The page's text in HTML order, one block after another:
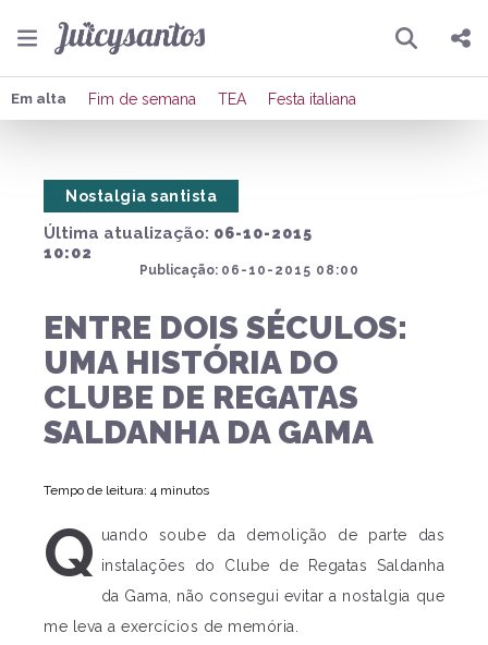
Pesquisar
Compartilhar
Em alta Fim de semana TEA Festa italiana
Última atualização: 06-10-2015
10:02
Publicação: 06-10-2015 08:00
Nostalgia santista
ENTRE DOIS SÉCULOS:
UMA HISTÓRIA DO
CLUBE DE REGATAS
SALDANHA DA GAMA
Tempo de leitura: 4 minutos
Q uando soube da demolição de parte das
instalações do Clube de Regatas Saldanha
da Gama, não consegui evitar a nostalgia que
me leva a exercícios de memória.